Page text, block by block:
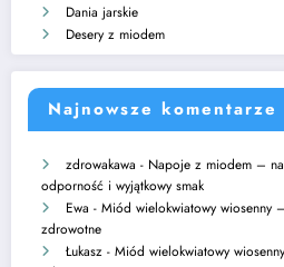
Dania jarskie
Desery z miodem
Najnowsze komentarze
zdrowakawa - Napoje z miodem –
odporność i wyjątkowy smak
Ewa - Miód wielokwiatowy wiosenny
zdrowotne
Łukasz - Miód wielokwiatowy